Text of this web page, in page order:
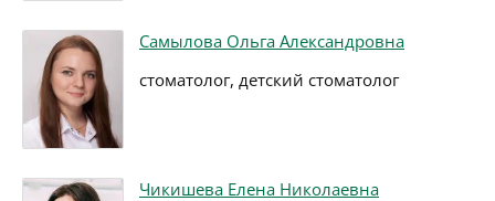
Самылова Ольга Александровна
стоматолог, детский стоматолог
Чикишева Елена Николаевна